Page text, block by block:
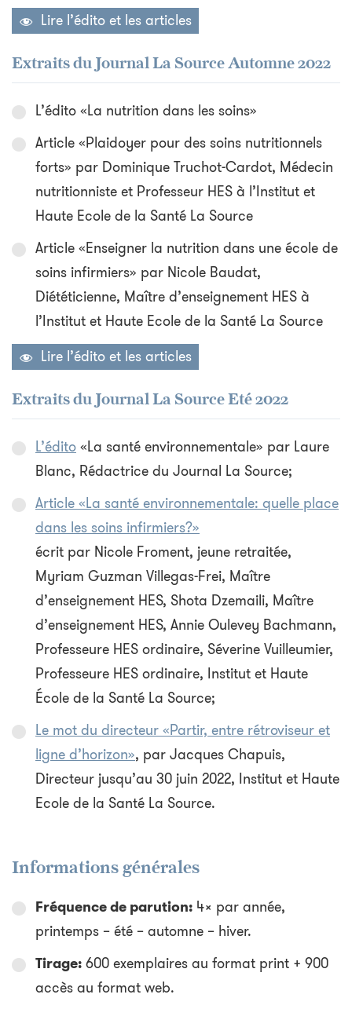
Lire l’édito et les articles
Extraits du Journal La Source Automne 2022
L’édito «La nutrition dans les soins»
Article «Plaidoyer pour des soins nutritionnels
forts» par Dominique Truchot-Cardot, Médecin
nutritionniste et Professeur HES à l’Institut et
Haute Ecole de la Santé La Source
Article «Enseigner la nutrition dans une école de
soins infirmiers» par Nicole Baudat,
Diététicienne, Maître d’enseignement HES à
l’Institut et Haute Ecole de la Santé La Source
Lire l’édito et les articles
Extraits du Journal La Source Eté 2022
L’édito«La santé environnementale» par Laure
Blanc, Rédactrice du Journal La Source;
Article «La santé environnementale: quelle place
dans les soins infirmiers?»
écrit par Nicole Froment, jeune retraitée,
Myriam Guzman Villegas-Frei, Maître
d’enseignement HES, Shota Dzemaili, Maître
d’enseignement HES, Annie Oulevey Bachmann,
Professeure HES ordinaire, Séverine Vuilleumier,
Professeure HES ordinaire, Institut et Haute
École de la Santé La Source;
Le mot du directeur «Partir, entre rétroviseur et
ligne d’horizon», par Jacques Chapuis,
Directeur jusqu’au 30 juin 2022, Institut et Haute
Ecole de la Santé La Source.
Informations générales
Fréquence de parution: 4x par année,
printemps – été – automne – hiver.
Tirage:600 exemplaires au format print + 900
accès au format web.